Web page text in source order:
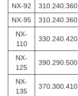
NX-92 310.240.360
NX-95
310.240.360
NX-
110
330.240.420
NX-
125
390.290.500
NX-
135
370.300.410